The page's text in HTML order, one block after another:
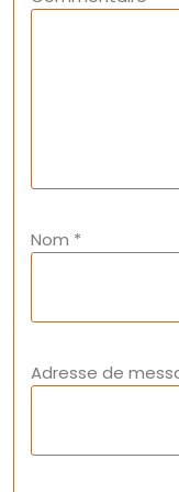
Nom *
Adresse de